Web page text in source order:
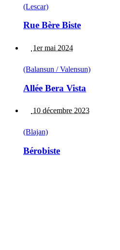
(Lescar)
Rue Bère Biste
1er mai 2024
(Balansun / Valensun)
Allée Bera Vista
10 décembre 2023
(Blajan)
Bérobiste